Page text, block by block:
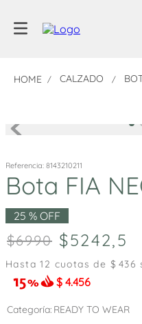
CALZADO
Referencia: 8143210211
Bota FIA
25 % OFF
6990 5242, 5
Hasta12 cuotas de $ 436
$ 4.456
Categoría READY TO WEAR